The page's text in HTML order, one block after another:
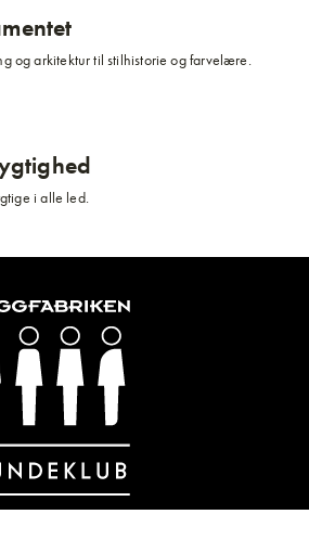
og arkitektur til stilhistorie og farvelære.
i alle led.